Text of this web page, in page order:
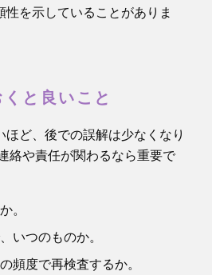
性を示していることがありま
と良いこと
ほど、後での誤解は少なくなり
絡や責任が関わるなら重要で
。
いつのものか。
頻度で再検査するか。